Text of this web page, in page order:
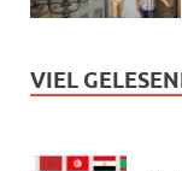
VIEL